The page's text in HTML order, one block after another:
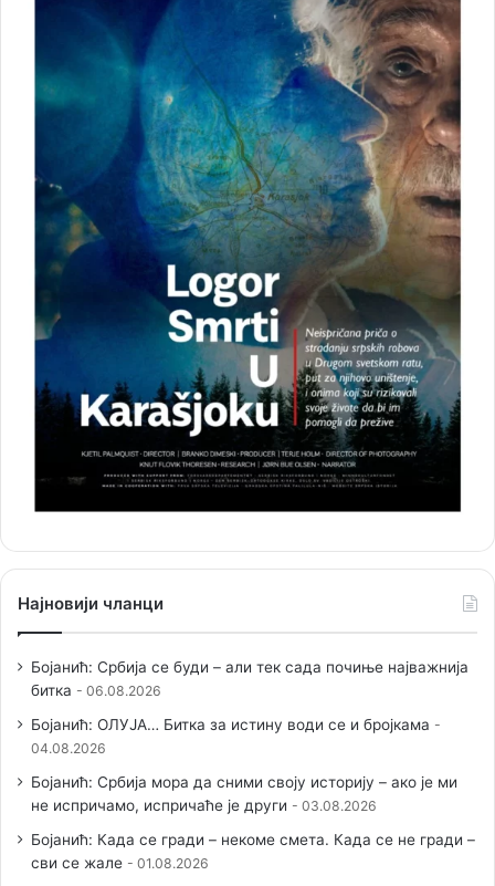
Најновији чланци
Бојанић: Србија се буди – али тек сада почиње најважнија
битка
06.08.2026
Бојанић: ОЛУЈА… Битка за истину води се и бројкама
04.08.2026
Бојанић: Србија мора да сними своју историју – ако је ми
не испричамо, испричаће је други
03.08.2026
Бојанић: Када се гради – некоме смета. Када се не гради –
сви се жале
01.08.2026